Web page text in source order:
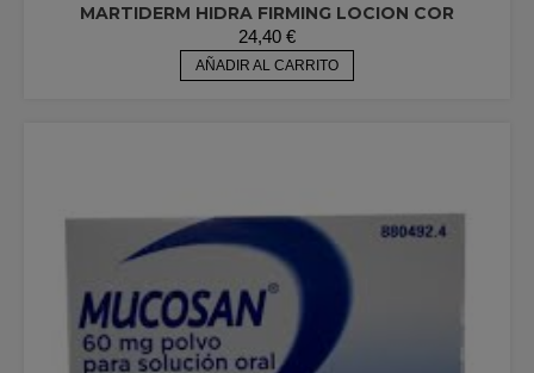
MARTIDERM HIDRA FIRMING LOCION COR
24,40 €
AÑADIR AL CARRITO